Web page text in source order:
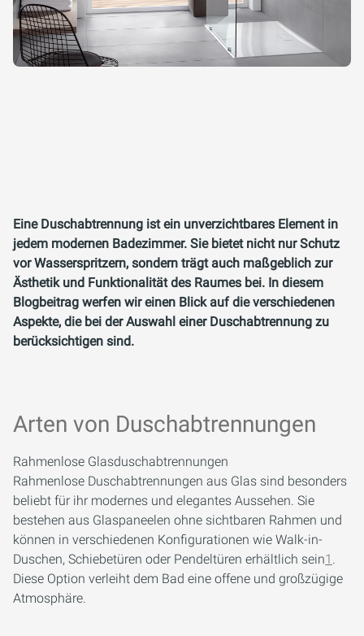
Eine Duschabtrennung ist ein unverzichtbares Element in
jedem modernen Badezimmer. Sie bietet nicht nur Schutz
vor Wasserspritzern, sondern trägt auch maßgeblich zur
Ästhetik und Funktionalität des Raumes bei. In diesem
Blogbeitrag werfen wir einen Blick auf die verschiedenen
Aspekte, die bei der Auswahl einer Duschabtrennung zu
berücksichtigen sind.
Arten von Duschabtrennungen
Rahmenlose Glasduschabtrennungen
Rahmenlose Duschabtrennungen aus Glas sind besonders
beliebt für ihr modernes und elegantes Aussehen. Sie
bestehen aus Glaspaneelen ohne sichtbaren Rahmen und
können in verschiedenen Konfigurationen wie Walk-in-
Duschen, Schiebetüren oder Pendeltüren erhältlich sein1 .
Diese Option verleiht dem Bad eine offene und großzügige
Atmosphäre.